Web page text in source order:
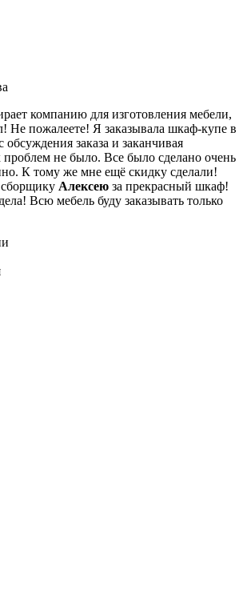
компанию для изготовления мебели,
Не пожалеете! Я заказывала шкаф-купе в
заказа и заканчивая
не было. Все было сделано очень
К тому же мне ещё скидку сделали!
Алексею за прекрасный шкаф!
Всю мебель буду заказывать только